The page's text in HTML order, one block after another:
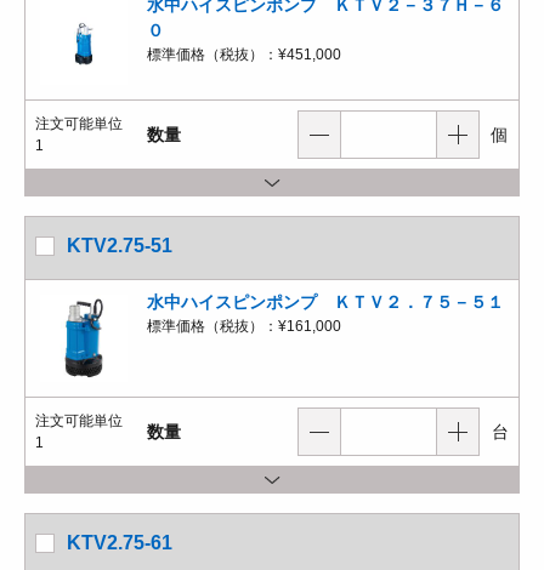
水中ハイスピンポンプ ＫＴＶ２－３７Ｈ－６
０
標準価格（税抜）： ¥451,000
注文可能単位
1
数量 個
KTV2.75-51
水中ハイスピンポンプ ＫＴＶ２．７５－５１
標準価格（税抜）： ¥161,000
注文可能単位
1
数量 台
KTV2.75-61